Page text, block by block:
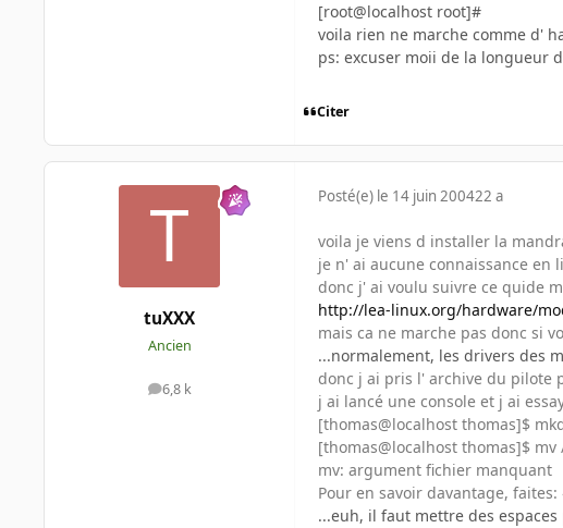
[root@localhost root]#
voila rien ne marche comme d'
ps: excuser moii de la longueur
Citer
tuXXX
Ancien
6,8 k
messages
Posté(e) le 14 juin 200422 a
voila je viens d installer la
je n' ai aucune connaissance en
donc j' ai voulu suivre ce quide
http://lea-linux.org/hardware/
mais ca ne marche pas donc si
...normalement, les drivers des
donc j ai pris l' archive du pilote
j ai lancé une console et j ai
[thomas@localhost thomas]$
[thomas@localhost thomas]$
mv: argument fichier manquant
Pour en savoir davantage, faites:
...euh, il faut mettre des